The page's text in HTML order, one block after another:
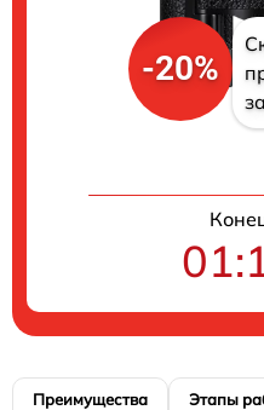
-20%
Преимущества Этапы